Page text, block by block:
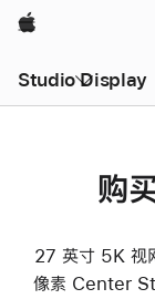
Apple
Studio Display
购
27 英寸 5K 视
像素 Center